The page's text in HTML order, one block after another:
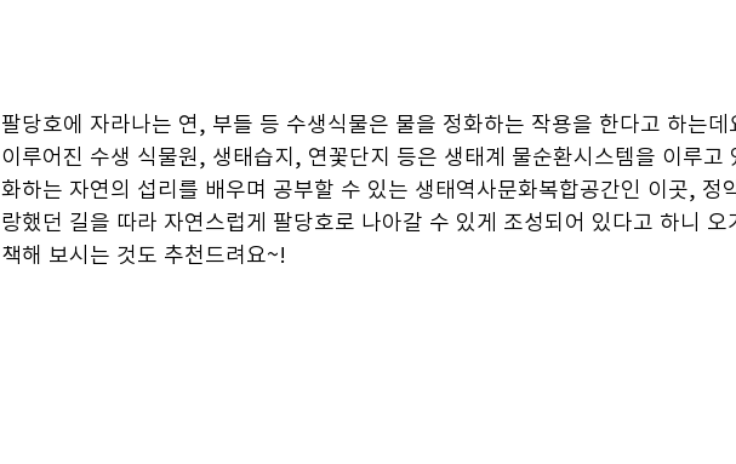
팔당호에 자라나는 연, 부들 등 수생식물은 물을 정화하는 작용을 한다고 하는
이루어진 수생 식물원, 생태습지, 연꽃단지 등은 생태계 물순환시스템을 이루고
화하는 자연의 섭리를 배우며 공부할 수 있는 생태역사문화복합공간인 이곳, 정
랑했던 길을 따라 자연스럽게 팔당호로 나아갈 수 있게 조성되어 있다고 하니
책해 보시는 것도 추천드려요~!